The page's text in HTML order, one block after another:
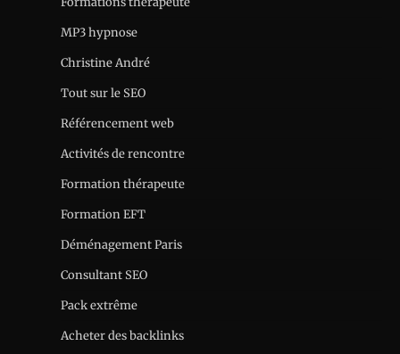
MP3 hypnose
Christine André
Tout sur le SEO
Référencement web
Activités de rencontre
Formation thérapeute
Formation EFT
Déménagement Paris
Consultant SEO
Pack extrême
Acheter des backlinks